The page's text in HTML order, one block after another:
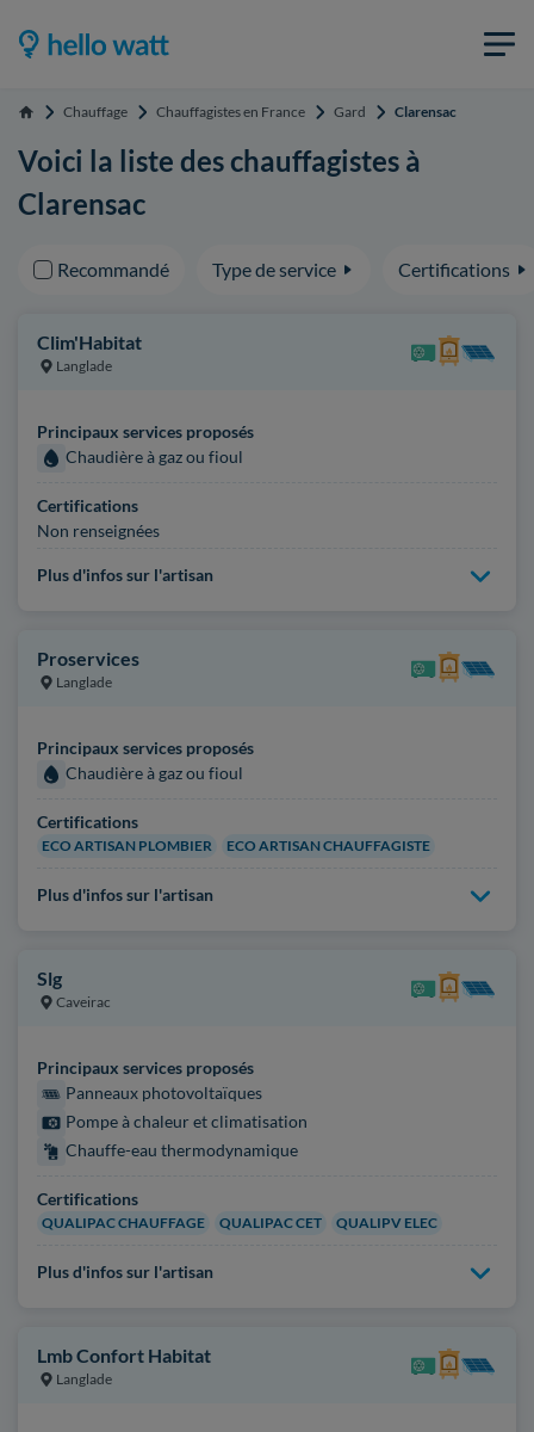
Accueil Chauffage Chauffagistes en France Gard Clarensac
Voici la liste des chauffagistes à
Clarensac
Recommandé Type de service Certifications
Clim'Habitat
Langlade
Principaux services proposés
Chaudière à gaz ou fioul
Certifications
Non renseignées
Plus d'infos sur l'artisan
Proservices
Langlade
Principaux services proposés
Chaudière à gaz ou fioul
Certifications
ECO ARTISAN PLOMBIER ECO ARTISAN CHAUFFAGISTE
Plus d'infos sur l'artisan
Slg
Caveirac
Principaux services proposés
Panneaux photovoltaïques
Pompe à chaleur et climatisation
Chauffe-eau thermodynamique
Certifications
QUALIPAC CHAUFFAGE QUALIPAC CET QUALIPV ELEC
Plus d'infos sur l'artisan
Lmb Confort Habitat
Langlade